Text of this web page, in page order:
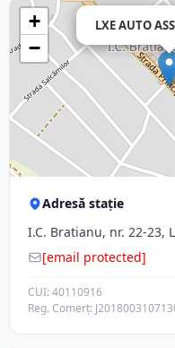
LXE AUTO
+
−
Adresă stație
I.C. Bratianu, nr. 22-23,
[email protected]
CUI: 40110916
Reg. Comerț: